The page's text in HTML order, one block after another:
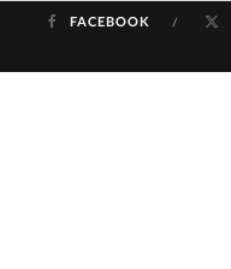
FACEBOOK